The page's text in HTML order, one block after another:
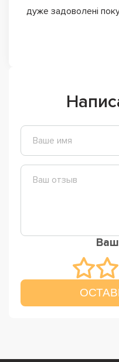
дуже задоволені